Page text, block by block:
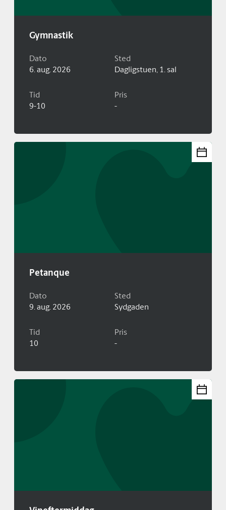
Gymnastik
Dato
6. aug. 2026
Sted
Dagligstuen, 1. sal
Tid
9-10
Pris
-
Petanque
Dato
9. aug. 2026
Sted
Sydgaden
Tid
10
Pris
-